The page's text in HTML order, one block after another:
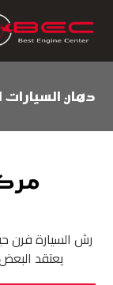
دهان
رش السيارة فرن
يعتقد